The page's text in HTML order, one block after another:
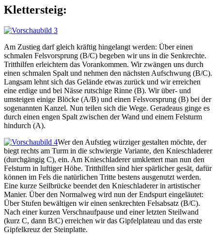
Klettersteig:
Am Zustieg darf gleich kräftig hingelangt werden: Über einen
schmalen Felsvorsprung (B/C) begeben wir uns in die Senkrechte.
Tritthilfen erleichtern das Vorankommen. Wir zwängen uns durch
einen schmalen Spalt und nehmen den nächsten Aufschwung (B/C).
Langsam lehnt sich das Gelände etwas zurück und wir erreichen
eine erdige und bei Nässe rutschige Rinne (B). Wir über- und
umsteigen einige Blöcke (A/B) und einen Felsvorsprung (B) bei der
sogenannten Kanzel. Nun teilen sich die Wege. Geradeaus ginge es
durch einen engen Spalt zwischen der Wand und einem Felsturm
hindurch (A).
Wer den Aufstieg würziger gestalten möchte, der
biegt rechts am Turm in die schwiergie Variante, den Knieschladerer
(durchgängig C), ein. Am Knieschladerer umklettert man nun den
Felsturm in luftiger Höhe. Tritthilfen sind hier spärlicher gesät, dafür
können im Fels die natürlichen Tritte bestens ausgenutzt werden.
Eine kurze Seilbrücke beendet den Knieschladerer in artistischer
Manier. Über den Normalweg wird nun der Endspurt eingeläutet:
Über Stufen bewältigen wir einen senkrechten Felsabsatz (B/C).
Nach einer kurzen Verschnaufpause und einer letzten Steilwand
(kurz C, dann B/C) erreichen wir das Gipfelplateau und das erste
Gipfelkreuz der Steinplatte.